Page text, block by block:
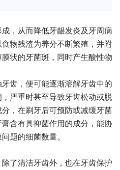
，从而降低牙龈发炎及牙周病
食物残渣为养分不断繁殖，并附
状的牙菌斑，同时产生酸性物
齿，便可能逐渐溶解牙齿中的
严重时甚至导致牙齿松动或脱
，在刷牙后可预防或减缓牙菌
含有具抑菌作用的成分，能协
题的细菌数量。
了清洁牙齿外，也在牙齿保护